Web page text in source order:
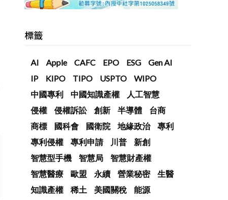
標籤
AI Apple CAFC EPO ESG
Gen AI
IP
KIPO TIPO USPTO
WIPO
中國專利
中國知識產權
人工智慧
侵權
侵權訴訟 創新 半導體
台商
商標
國科會 國衛院 地緣政治
專利
專利侵權
專利申請 川普
新創
智慧型手機
智慧局
智慧財產權
智慧醫療
歐盟 永續 營業秘密
生醫
知識產權
稀土 美國關稅
能源